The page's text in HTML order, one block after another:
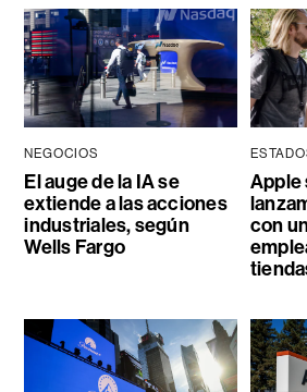
NEGOCIOS
El auge de la IA se
extiende a las acciones
industriales, según
Wells Fargo
Apple
con